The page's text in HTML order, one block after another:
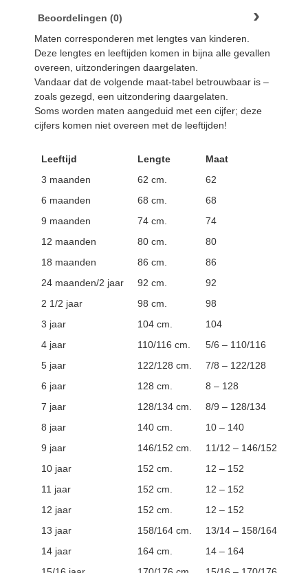
Beoordelingen (0)
Maten corresponderen met lengtes van kinderen.
Deze lengtes en leeftijden komen in bijna alle gevallen
overeen, uitzonderingen daargelaten.
Vandaar dat de volgende maat-tabel betrouwbaar is –
zoals gezegd, een uitzondering daargelaten.
Soms worden maten aangeduid met een cijfer; deze
cijfers komen niet overeen met de leeftijden!
Leeftijd Lengte
Maat
3 maanden
62 cm.
62
6 maanden
68 cm.
68
9 maanden
74 cm.
74
12 maanden
80 cm.
80
18 maanden
86 cm.
86
24 maanden/2 jaar
92 cm.
92
2 1/2 jaar
98 cm.
98
3 jaar
104 cm.
104
4 jaar
110/116 cm.
5/6 – 110/116
5 jaar
122/128 cm.
7/8 – 122/128
6 jaar
128 cm.
8 – 128
7 jaar
128/134 cm.
8/9 – 128/134
8 jaar
140 cm.
10 – 140
9 jaar
146/152 cm.
11/12 – 146/152
10 jaar
152 cm.
12 – 152
11 jaar
152 cm.
12 – 152
12 jaar
152 cm.
12 – 152
13 jaar
158/164 cm.
13/14 – 158/164
14 jaar
164 cm.
14 – 164